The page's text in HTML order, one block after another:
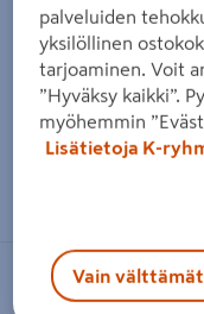
KIRAMI
palveluiden
yksilöllinen
tarjoaminen. Voit
”Hyväksy kaikki”.
myöhemmin
Lisätietoja K-
Vain